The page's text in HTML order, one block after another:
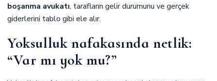
boşanma avukatı, tarafların gelir durumunu ve gerçek
giderlerini tablo gibi ele alır.
Yoksulluk nafakasında netlik:
“Var mı yok mu?”